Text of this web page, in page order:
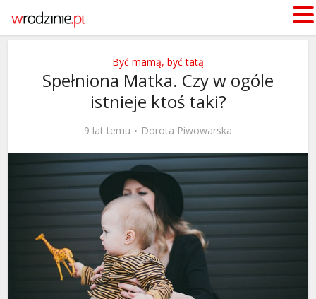
Być mamą, być tatą
Spełniona Matka. Czy w ogóle
istnieje ktoś taki?
9 lat temu Dorota Piwowarska